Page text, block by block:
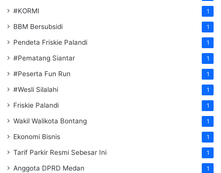
#KORMI 1
BBM Bersubsidi 1
Pendeta Friskie Palandi 1
#Pematang Siantar 1
#Peserta Fun Run 1
#Wesli Silalahi 1
Friskie Palandi 1
Wakil Walikota Bontang 1
Ekonomi Bisnis 1
Tarif Parkir Resmi Sebesar Ini 1
Anggota DPRD Medan 1